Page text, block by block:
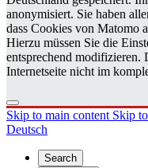
anonymisiert. Sie haben
dass Cookies von Matomo
Hierzu müssen Sie die
entsprechend modifizieren.
Internetseite nicht im
Skip to main content Skip
Deutsch
Search